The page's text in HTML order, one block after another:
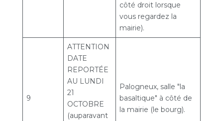
côté droit lorsque
vous regardez la
mairie).
9
ATTENTION
DATE
REPORTÉE
AU LUNDI
21
OCTOBRE
(auparavant
Palogneux, salle "la
basaltique" à côté de
la mairie (le bourg).